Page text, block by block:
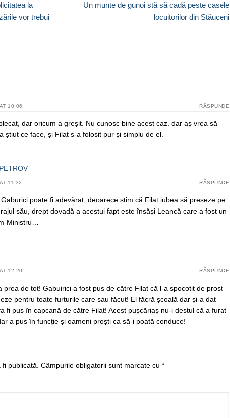
la
vor trebui
Next
Un munte de gunoi stă să cadă peste casele
locuitorilor din Stăuceni
10:06 RĂSPUNDE
dar oricum a greșit. Nu cunosc bine acest caz. dar aș vrea să
știut ce face, și Filat s-a folosit pur și simplu de el.
11:32 RĂSPUNDE
poate fi adevărat, deoarece știm că Filat iubea să preseze pe
său, drept dovadă a acestui fapt este însăși Leancă care a fost un
Ministru…
12:20 RĂSPUNDE
prea de tot! Gabuirici a fost pus de către Filat că l-a spocotit de prost
pentru toate furturile care sau făcut! El făcră școală dar și-a dat
fi pus în capcană de către Filat! Acest pușcăriaș nu-i destul că a furat
a pus în funcție și oameni proști ca să-i poată conduce!
publicată. Câmpurile obligatorii sunt marcate cu *